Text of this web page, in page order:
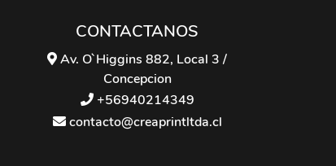
CONTACTANOS
Av. O`Higgins 882, Local 3 /
Concepcion
+56940214349
contacto@creaprintltda.cl